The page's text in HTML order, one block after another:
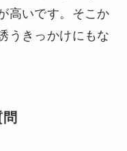
高いです。そこか
うきっかけにもな